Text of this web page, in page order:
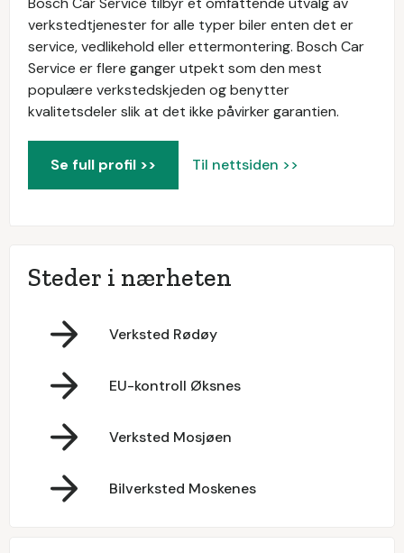
verkstedtjenester for alle typer biler enten det er
service, vedlikehold eller ettermontering. Bosch Car
Service er flere ganger utpekt som den mest
populære verkstedskjeden og benytter
kvalitetsdeler slik at det ikke påvirker garantien.
Se full profil >> Til nettsiden >>
Steder i nærheten
Verksted Rødøy
EU-kontroll Øksnes
Verksted Mosjøen
Bilverksted Moskenes